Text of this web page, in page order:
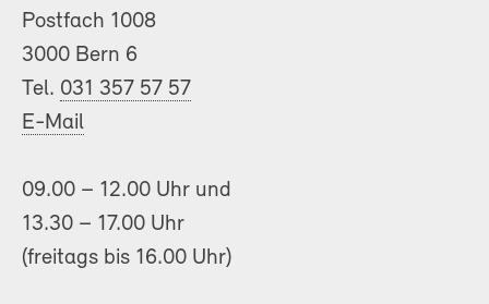
Postfach 1008
3000 Bern 6
Tel. 031 357 57 57
E-Mail
09.00 – 12.00 Uhr und
13.30 – 17.00 Uhr
(freitags bis 16.00 Uhr)